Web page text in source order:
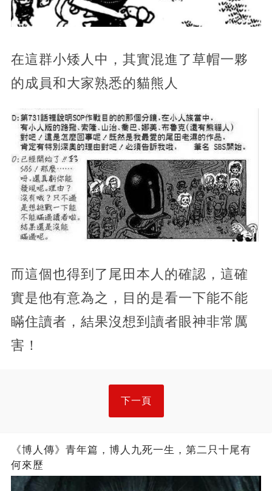
在這群小矮人中，其實混進了草帽一夥
的成員和大家熟悉的貓熊人
而這個也得到了尾田本人的確認，這確
實是他有意為之，目的是看一下能不能
瞞住讀者，結果沒想到讀者眼神非常厲
害！
下一頁
《博人傳》青年篇，博人九死一生，第二只十尾有
何來歷